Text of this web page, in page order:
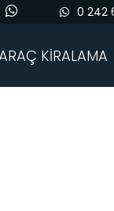
0 242
KİRALAMA